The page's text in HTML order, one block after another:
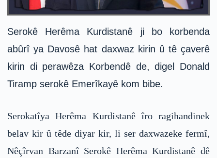
Serokê Herêma Kurdistanê ji bo korbenda
abûrî ya Davosê hat daxwaz kirin û tê çaverê
kirin di perawêza Korbendê de, digel Donald
Tiramp serokê Emerîkayê kom bibe.
Serokatîya Herêma Kurdistanê îro ragihandinek
belav kir û têde diyar kir, li ser daxwazeke fermî,
Nêçîrvan Barzanî Serokê Herêma Kurdistanê dê